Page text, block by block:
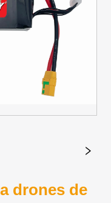
drones de